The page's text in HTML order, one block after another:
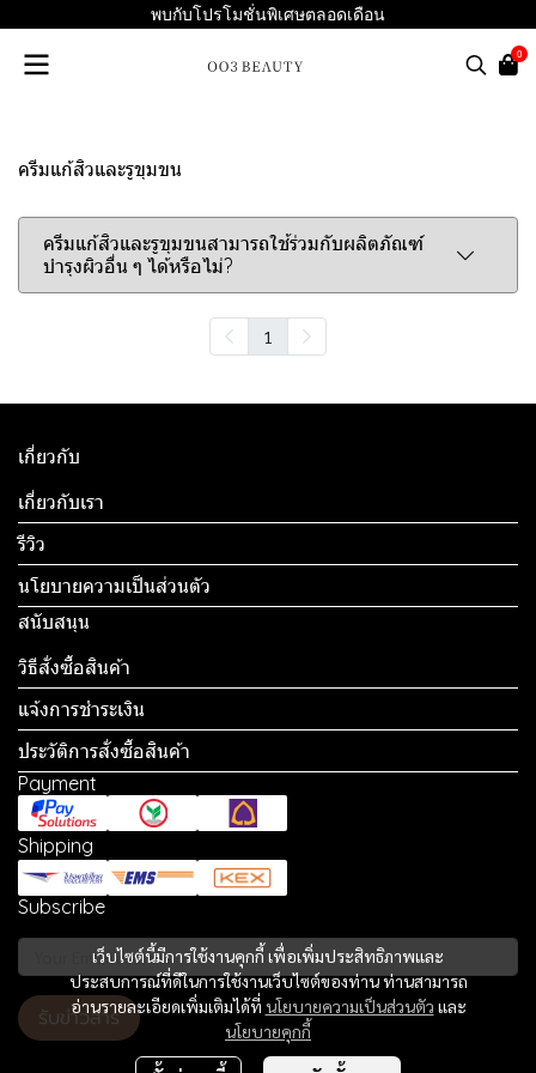
พบกับโปรโมชั่นพิเศษตลอดเดือน
0
ครีมแก้สิวและรูขุมขน
ครีมแก้สิวและรูขุมขนสามารถใช้ร่วมกับผลิตภัณฑ์
บำรุงผิวอื่น ๆ ได้หรือไม่?
1
เว็บไซต์นี้มีการใช้งานคุกกี้ เพื่อเพิ่มประสิทธิภาพและ
ประสบการณ์ที่ดีในการใช้งานเว็บไซต์ของท่าน ท่านสามารถ
อ่านรายละเอียดเพิ่มเติมได้ที่ นโยบายความเป็นส่วนตัว และ
นโยบายคุกกี้
เกี่ยวกับ
เกี่ยวกับเรา
รีวิว
นโยบายความเป็นส่วนตัว
สนับสนุน
วิธีสั่งซื้อสินค้า
แจ้งการชำระเงิน
ประวัติการสั่งซื้อสินค้า
Payment
Shipping
Subscribe
รับข่าวสาร